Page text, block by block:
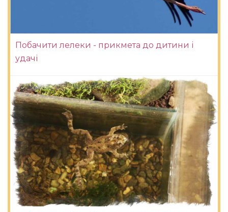
Побачити лелеки - прикмета до дитини і
удачі